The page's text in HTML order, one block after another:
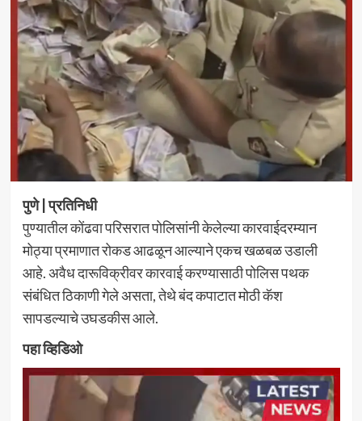
पुणे | प्रतिनिधी
पुण्यातील कोंढवा परिसरात पोलिसांनी केलेल्या कारवाईदरम्यान
मोठ्या प्रमाणात रोकड आढळून आल्याने एकच खळबळ उडाली
आहे. अवैध दारूविक्रीवर कारवाई करण्यासाठी पोलिस पथक
संबंधित ठिकाणी गेले असता, तेथे बंद कपाटात मोठी कॅश
सापडल्याचे उघडकीस आले.
पहा व्हिडिओ